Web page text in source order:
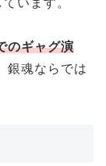
います。
のギャグ演
銀魂ならでは